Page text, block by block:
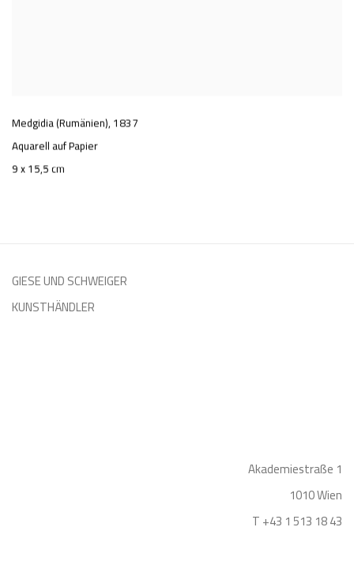
Medgidia (Rumänien),1837
Aquarell auf Papier
9 x 15,5 cm
GIESE UND SCHWEIGER
KUNSTHÄNDLER
Akademiestraße 1
1010 Wien
T +43 1 513 18 43